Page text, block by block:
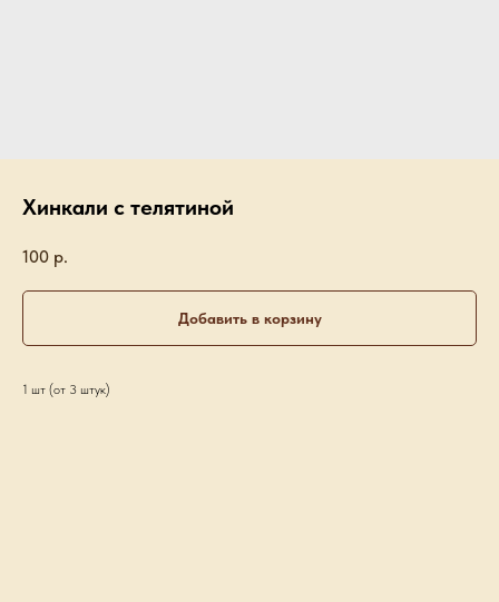
Хинкали с телятиной
100 р.
Добавить в корзину
1 шт (от 3 штук)